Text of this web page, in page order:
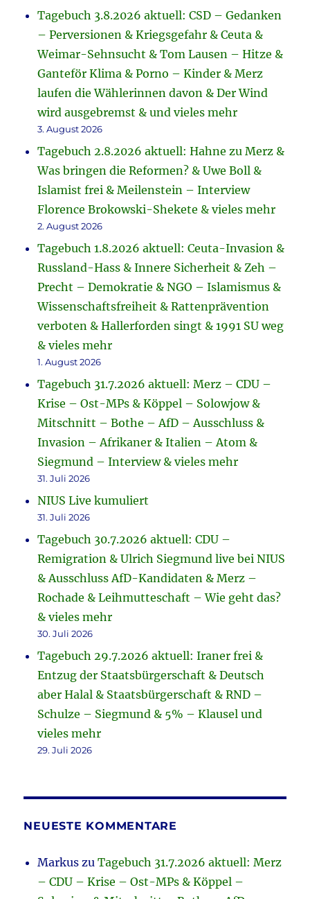
Tagebuch 3.8.2026 aktuell: CSD – Gedanken
– Perversionen & Kriegsgefahr & Ceuta &
Weimar-Sehnsucht & Tom Lausen – Hitze &
Ganteför Klima & Porno – Kinder & Merz
laufen die Wählerinnen davon & Der Wind
wird ausgebremst & und vieles mehr
3. August 2026
Tagebuch 2.8.2026 aktuell: Hahne zu Merz &
Was bringen die Reformen? & Uwe Boll &
Islamist frei & Meilenstein – Interview
Florence Brokowski-Shekete & vieles mehr
2. August 2026
Tagebuch 1.8.2026 aktuell: Ceuta-Invasion &
Russland-Hass & Innere Sicherheit & Zeh –
Precht – Demokratie & NGO – Islamismus &
Wissenschaftsfreiheit & Rattenprävention
verboten & Hallerforden singt & 1991 SU weg
& vieles mehr
1. August 2026
Tagebuch 31.7.2026 aktuell: Merz – CDU –
Krise – Ost-MPs & Köppel – Solowjow &
Mitschnitt – Bothe – AfD – Ausschluss &
Invasion – Afrikaner & Italien – Atom &
Siegmund – Interview & vieles mehr
31. Juli 2026
NIUS Live kumuliert
31. Juli 2026
Tagebuch 30.7.2026 aktuell: CDU –
Remigration & Ulrich Siegmund live bei NIUS
& Ausschluss AfD-Kandidaten & Merz –
Rochade & Leihmutteschaft – Wie geht das?
& vieles mehr
30. Juli 2026
Tagebuch 29.7.2026 aktuell: Iraner frei &
Entzug der Staatsbürgerschaft & Deutsch
aber Halal & Staatsbürgerschaft & RND –
Schulze – Siegmund & 5% – Klausel und
vieles mehr
29. Juli 2026
NEUESTE KOMMENTARE
Markus zuTagebuch 31.7.2026 aktuell: Merz
– CDU – Krise – Ost-MPs & Köppel –